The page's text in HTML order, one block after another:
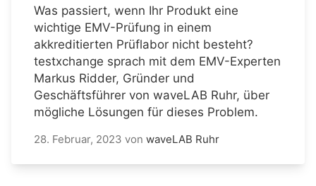
Was passiert, wenn Ihr Produkt eine
wichtige EMV-Prüfung in einem
akkreditierten Prüflabor nicht besteht?
testxchange sprach mit dem EMV-Experten
Markus Ridder, Gründer und
Geschäftsführer von waveLAB Ruhr, über
mögliche Lösungen für dieses Problem.
28. Februar, 2023 von waveLAB Ruhr